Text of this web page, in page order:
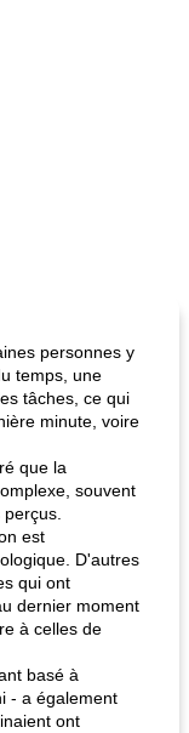
personnes y
temps, une
tâches, ce qui
minute, voire
que la
souvent
est
D'autres
qui ont
dernier moment
à celles de
basé à
- a également
ont